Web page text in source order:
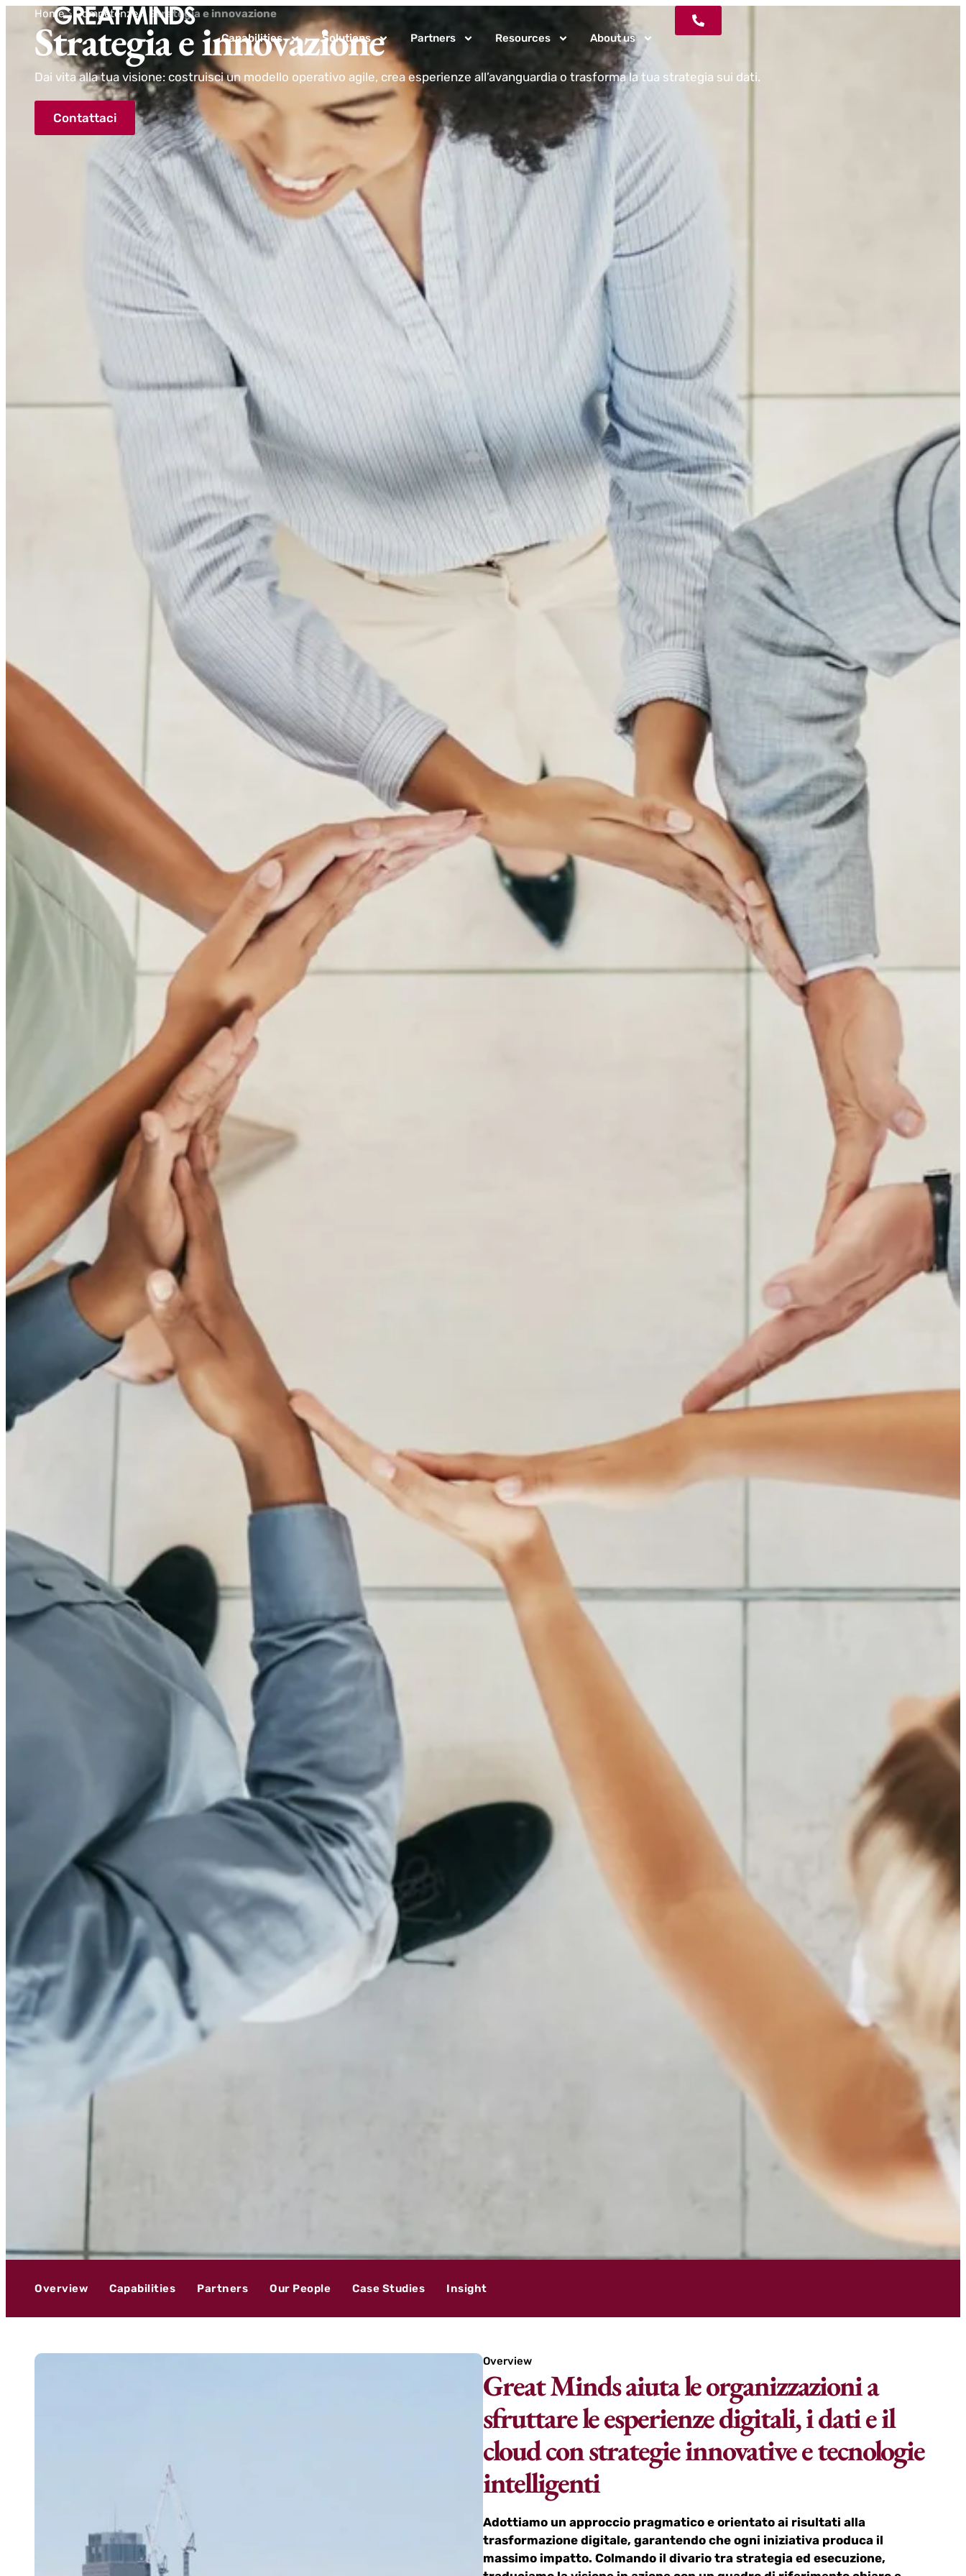
Capabilities Solutions Partners Resources About us
Home> Competenze>Strategia e innovazione
Strategia e innovazione
Dai vita alla tua visione: costruisci un modello operativo agile, crea esperienze all’avanguardia o trasforma la tua strategia sui dati.
Contattaci
Overview Capabilities Partners Our People Case Studies Insight
Overview
Great Minds aiuta le organizzazioni a
sfruttare le esperienze digitali, i dati e il
cloud con strategie innovative e tecnologie
intelligenti
Adottiamo un approccio pragmatico e orientato ai risultati alla
trasformazione digitale, garantendo che ogni iniziativa produca il
massimo impatto. Colmando il divario tra strategia ed esecuzione,